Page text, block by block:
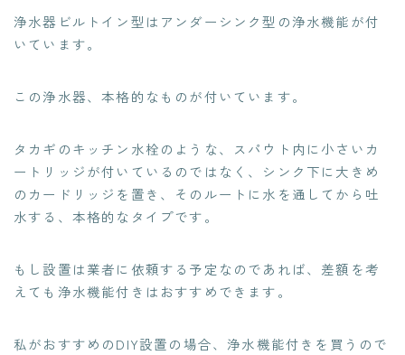
浄水器ビルトイン型はアンダーシンク型の浄水機能が付
いています。
この浄水器、本格的なものが付いています。
タカギのキッチン水栓のような、スパウト内に小さいカ
ートリッジが付いているのではなく、シンク下に大きめ
のカードリッジを置き、そのルートに水を通してから吐
水する、本格的なタイプです。
もし設置は業者に依頼する予定なのであれば、差額を考
えても浄水機能付きはおすすめできます。
私がおすすめのDIY設置の場合、浄水機能付きを買うので